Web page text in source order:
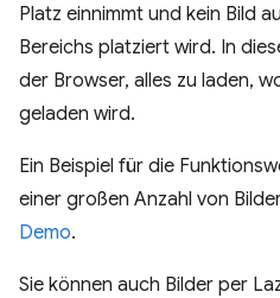
Platz einnimmt und kein Bild
Bereichs platziert wird. In
der Browser, alles zu laden,
geladen wird.
Ein Beispiel für die
einer großen Anzahl von
Demo.
Sie können auch Bilder per